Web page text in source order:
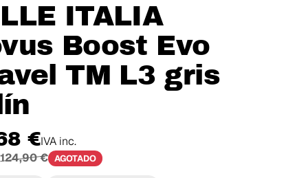
ITALIA
Boost Evo
TM L3 gris
€IVA inc.
124,90 € AGOTADO